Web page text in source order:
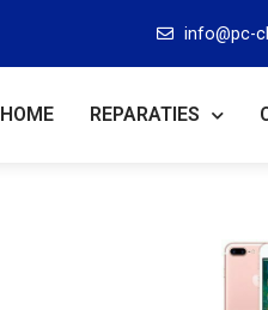
info@pc-
HOME REPARATIES